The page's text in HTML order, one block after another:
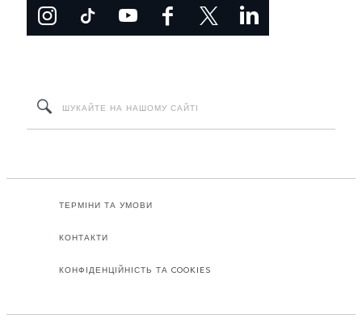
ТЕРМІНИ ТА УМОВИ
КОНТАКТИ
КОНФІДЕНЦІЙНІСТЬ ТА COOKIES